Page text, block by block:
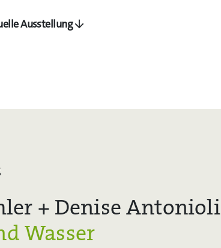
Ausstellung
+ Denise Antonioli
Wasser